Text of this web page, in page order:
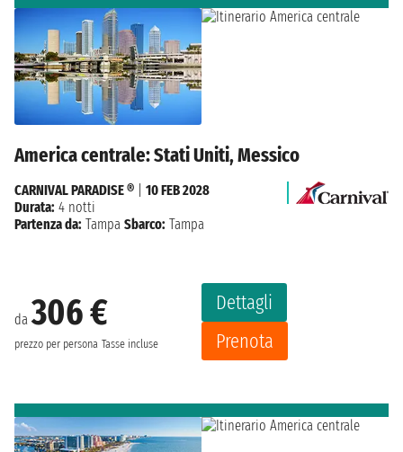
America centrale: Stati Uniti, Messico
da306 €
prezzo per persona Tasse incluse
Dettagli
Prenota
CARNIVAL PARADISE ®
10 FEB 2028
Durata: 4 notti
Partenza da: Tampa Sbarco: Tampa